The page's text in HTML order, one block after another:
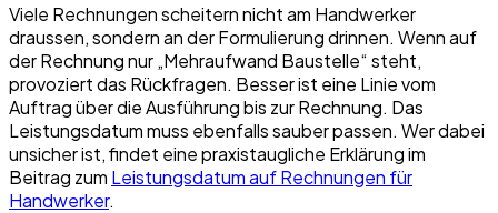
Viele Rechnungen scheitern nicht am Handwerker
draussen, sondern an der Formulierung drinnen. Wenn auf
der Rechnung nur „Mehraufwand Baustelle“ steht,
provoziert das Rückfragen. Besser ist eine Linie vom
Auftrag über die Ausführung bis zur Rechnung. Das
Leistungsdatum muss ebenfalls sauber passen. Wer dabei
unsicher ist, findet eine praxistaugliche Erklärung im
Beitrag zum Leistungsdatum auf Rechnungen für
Handwerker.